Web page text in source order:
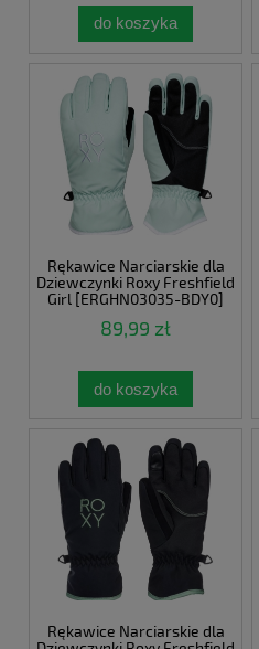
do koszyka
Rękawice Narciarskie dla
Dziewczynki Roxy Freshfield
Girl [ERGHN03035-BDY0]
89,99 zł
do koszyka
Rękawice Narciarskie dla